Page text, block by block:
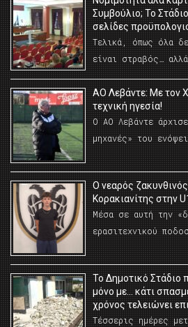
Συμβούλιο; Το
σελίδες
Τελικά, όπως όλα
είναι στραβός… αλλά
ΑΟ Λεβάντε: Με τον
τεχνική ηγεσία!
Ο ΑΟ Λεβάντε
μηχανές» του ενόψει
O νεαρός
Κορακιανίτης στην
Μέσα σε αυτή την
ερασιτεχνικού
Το Δημοτικό Στάδιο
μόνο με… κάτι
χρόνος τελειώνει
Τέσσερις ημέρες